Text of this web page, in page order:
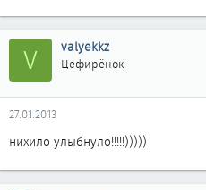
V valyekkz
Цефирёнок
27.01.2013
нихило улыбнуло!!!!!)))))